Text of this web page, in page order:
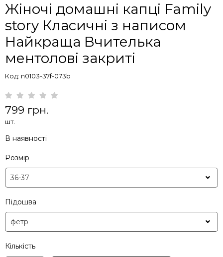
Жіночі домашні капці Family
story Класичні з написом
Найкраща Вчителька
ментолові закриті
Код: n0103-37f-073b
799 грн.
шт.
В наявності
Розмір
Підошва
Кількість